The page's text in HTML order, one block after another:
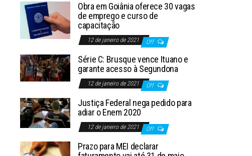
Obra em Goiânia oferece 30 vagas
de emprego e curso de
capacitação
12 de janeiro de 2021 Off
Série C: Brusque vence Ituano e
garante acesso à Segundona
12 de janeiro de 2021 Off
Justiça Federal nega pedido para
adiar o Enem 2020
12 de janeiro de 2021 Off
Prazo para MEI declarar